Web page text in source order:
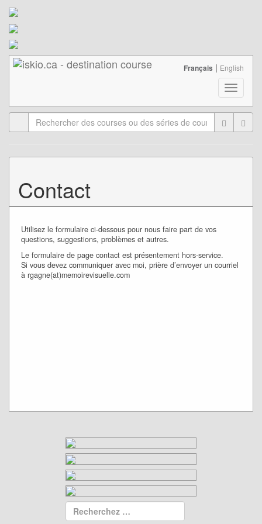
Toggle
Français | English
Contact
Utilisez le formulaire ci-dessous pour nous faire part de vos
questions, suggestions, problèmes et autres.
Le formulaire de page contact est présentement hors-service.
Si vous devez communiquer avec moi, prière d’envoyer un courriel
à rgagne(at)memoirevisuelle.com